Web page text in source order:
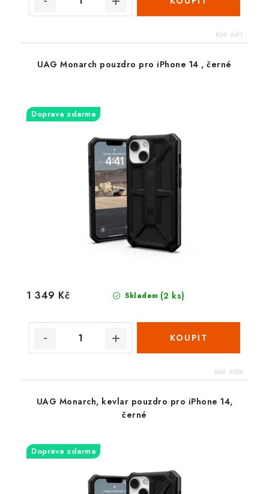
Kód: 6411
UAG Monarch pouzdro pro iPhone 14 , černé
Doprava zdarma
Skladem (2 ks)
1 349 Kč
Kód: 6558
UAG Monarch, kevlar pouzdro pro iPhone 14,
černé
Doprava zdarma